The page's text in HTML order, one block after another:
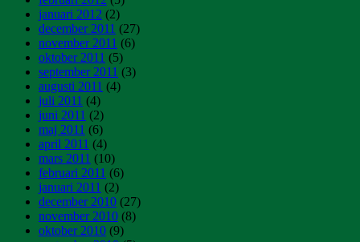
januari 2012 (2)
december 2011 (27)
november 2011 (6)
oktober 2011 (5)
september 2011 (3)
augusti 2011 (4)
juli 2011 (4)
juni 2011 (2)
maj 2011 (6)
april 2011 (4)
mars 2011 (10)
februari 2011 (6)
januari 2011 (2)
december 2010 (27)
november 2010 (8)
oktober 2010 (9)